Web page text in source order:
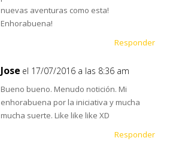
nuevas aventuras como esta!
Enhorabuena!
Responder
Jose el 17/07/2016 a las 8:36 am
Bueno bueno. Menudo notición. Mi
enhorabuena por la iniciativa y mucha
mucha suerte. Like like like XD
Responder